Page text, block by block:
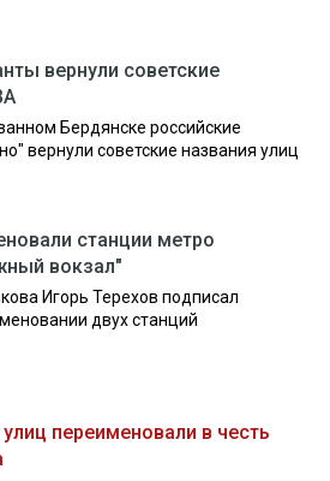
вернули советские
Бердянске российские
вернули советские названия улиц
станции метро
вокзал"
Игорь Терехов подписал
двух станций
переименовали в честь